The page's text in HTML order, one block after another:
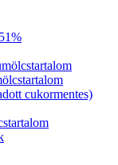
cukormentes)